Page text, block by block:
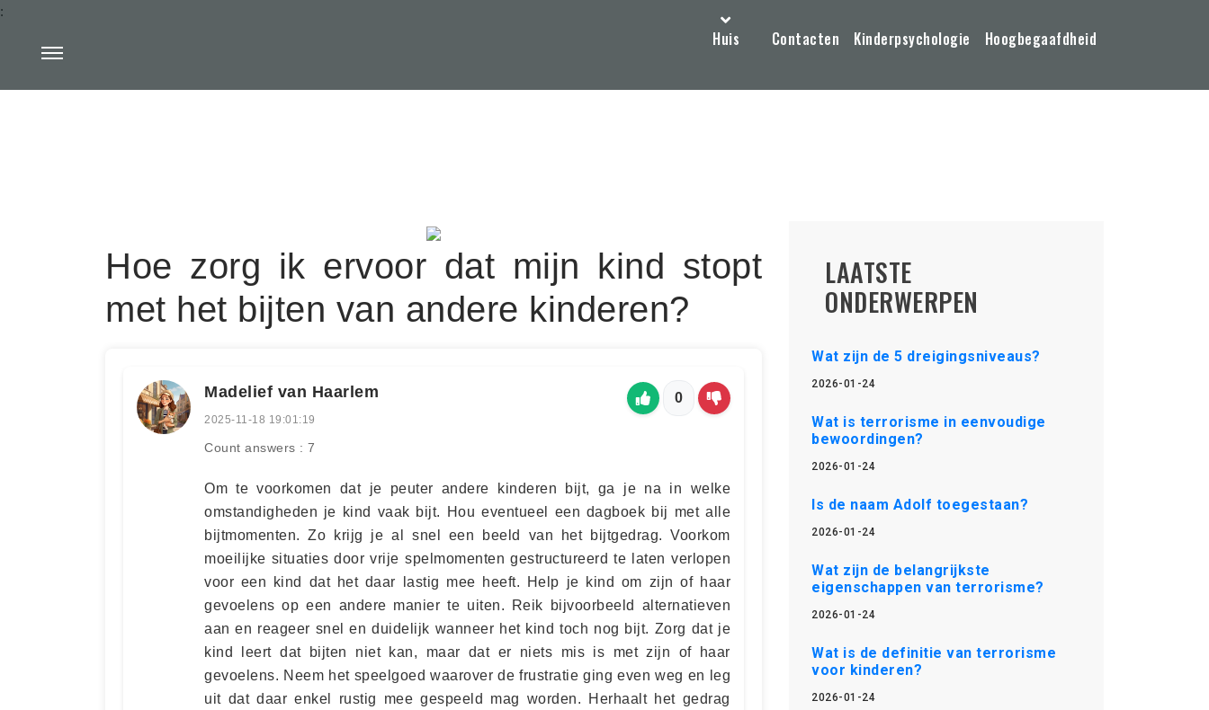
Huis Contacten Kinderpsychologie Hoogbegaafdheid
:
Hoe zorg ik ervoor dat mijn kind stopt
met het bijten van andere kinderen?
Madelief van Haarlem
2025-11-18 19:01:19
Count answers : 7
0
Om te voorkomen dat je peuter andere kinderen bijt, ga je na in welke
omstandigheden je kind vaak bijt. Hou eventueel een dagboek bij met alle
bijtmomenten. Zo krijg je al snel een beeld van het bijtgedrag. Voorkom
moeilijke situaties door vrije spelmomenten gestructureerd te laten verlopen
voor een kind dat het daar lastig mee heeft. Help je kind om zijn of haar
gevoelens op een andere manier te uiten. Reik bijvoorbeeld alternatieven
aan en reageer snel en duidelijk wanneer het kind toch nog bijt. Zorg dat je
kind leert dat bijten niet kan, maar dat er niets mis is met zijn of haar
gevoelens. Neem het speelgoed waarover de frustratie ging even weg en leg
uit dat daar enkel rustig mee gespeeld mag worden. Herhaalt het gedrag
LAATSTE
ONDERWERPEN
Wat zijn de 5 dreigingsniveaus?
2026-01-24
Wat is terrorisme in eenvoudige
bewoordingen?
2026-01-24
Is de naam Adolf toegestaan?
2026-01-24
Wat zijn de belangrijkste
eigenschappen van terrorisme?
2026-01-24
Wat is de definitie van terrorisme
voor kinderen?
2026-01-24